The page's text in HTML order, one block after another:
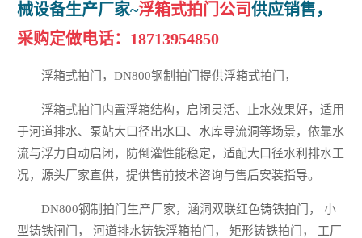
械设备生产厂家~浮箱式拍门公司供应销售，
采购定做电话： 18713954850
浮箱式拍门，DN800钢制拍门提供浮箱式拍门，
浮箱式拍门内置浮箱结构，启闭灵活、止水效果好，适用
于河道排水、泵站大口径出水口、水库导流洞等场景，依靠水
流与浮力自动启闭，防倒灌性能稳定，适配大口径水利排水工
况，源头厂家直供，提供售前技术咨询与售后安装指导。
DN800钢制拍门生产厂家，涵洞双联红色铸铁拍门， 小
型铸铁闸门， 河道排水铸铁浮箱拍门， 矩形铸铁拍门， 工厂